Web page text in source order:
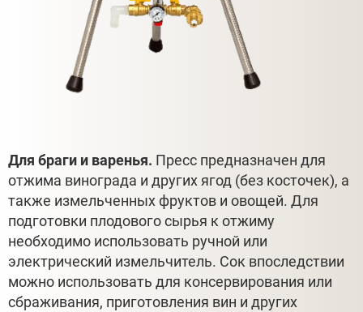
Для браги и варенья. Пресс предназначен для
отжима винограда и других ягод (без косточек), а
также измельченных фруктов и овощей. Для
подготовки плодового сырья к отжиму
необходимо использовать ручной или
электрический измельчитель. Сок впоследствии
можно использовать для консервирования или
сбраживания, приготовления вин и других